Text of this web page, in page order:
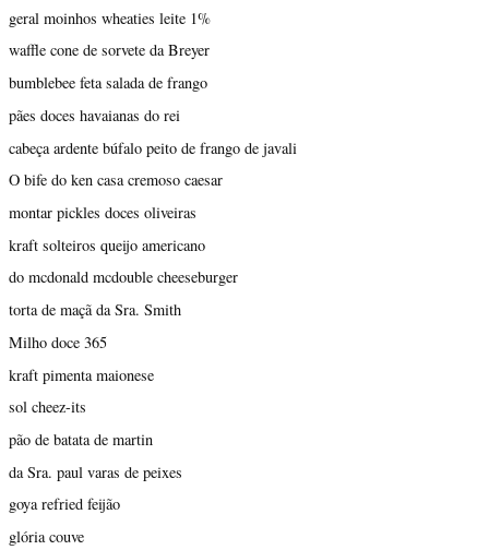
geral moinhos wheaties leite 1%
waffle cone de sorvete da Breyer
bumblebee feta salada de frango
pães doces havaianas do rei
cabeça ardente búfalo peito de frango de javali
O bife do ken casa cremoso caesar
montar pickles doces oliveiras
kraft solteiros queijo americano
do mcdonald mcdouble cheeseburger
torta de maçã da Sra. Smith
Milho doce 365
kraft pimenta maionese
sol cheez-its
pão de batata de martin
da Sra. paul varas de peixes
goya refried feijão
glória couve